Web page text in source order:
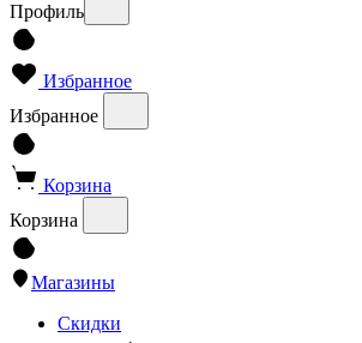
Профиль
Избранное
Избранное
Корзина
Корзина
Магазины
Скидки